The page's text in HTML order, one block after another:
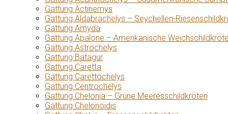
Gattung Actinemys
Gattung Aldabrachelys – Seychellen-
Gattung Amyda
Gattung Apalone – Amerikanische
Gattung Astrochelys
Gattung Batagur
Gattung Caretta
Gattung Carettochelys
Gattung Centrochelys
Gattung Chelonia – Grüne Meeresschildkröten
Gattung Chelonoidis